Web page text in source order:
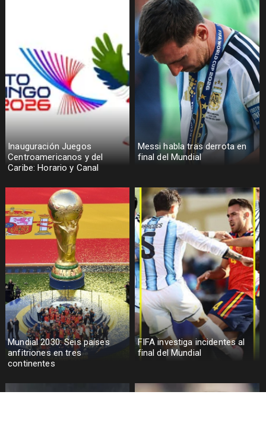
Inauguración Juegos
Centroamericanos y del
Caribe: Horario y Canal
Messi habla tras derrota en
final del Mundial
Mundial 2030: Seis países
anfitriones en tres
continentes
FIFA investiga incidentes al
final del Mundial